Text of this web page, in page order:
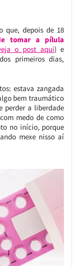
que, depois de 18
tomar a pílula
o post aqui) e
primeiros dias,
estava zangada
bem traumático
perder a liberdade
medo de como
no início, porque
mexe nisso aí